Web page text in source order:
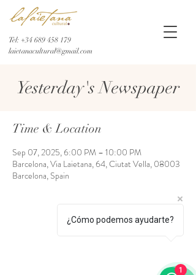
Tel: +34 689 458 179
laietanacultural@gmail.com
Yesterday's Newspaper
Time & Location
Sep 07, 2025, 6:00 PM – 10:00 PM
Barcelona, Via Laietana, 64, Ciutat Vella, 08003
Barcelona, Spain
¿Cómo podemos ayudarte?
1